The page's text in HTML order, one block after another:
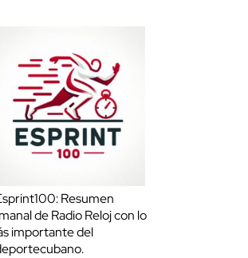
Resumen
de Radio Reloj con lo
importante del